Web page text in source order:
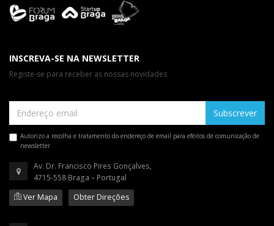
INSCREVA-SE NA NEWSLETTER
Registe-se para receber as nossas novidades
Subscrever
Autorizo a recolha e tratamento do endereço de email para efeitos de comunicação de
newsletter
Av. Dr. Francisco Pires Gonçalves,
4715-558 Braga – Portugal
Ver Mapa
Obter Direções